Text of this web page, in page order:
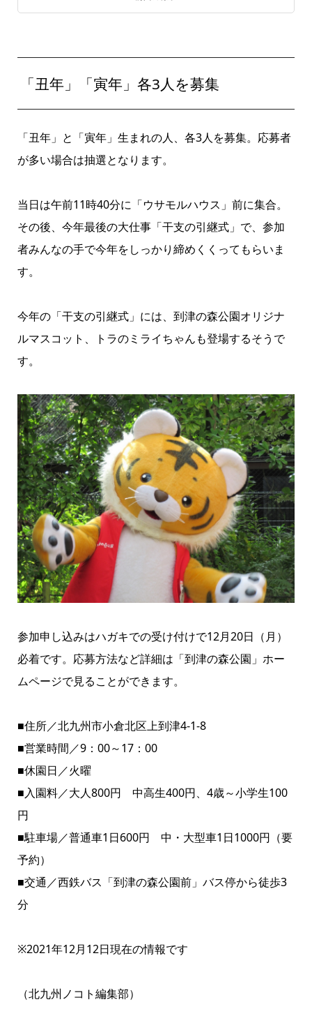
「丑年」「寅年」各3人を募集
「丑年」と「寅年」生まれの人、各3人を募集。応募者
が多い場合は抽選となります。
当日は午前11時40分に「ウサモルハウス」前に集合。
その後、今年最後の大仕事「干支の引継式」で、参加
者みんなの手で今年をしっかり締めくくってもらいま
す。
今年の「干支の引継式」には、到津の森公園オリジナ
ルマスコット、トラのミライちゃんも登場するそうで
す。
参加申し込みはハガキでの受け付けで12月20日（月）
必着です。応募方法など詳細は 「到津の森公園」ホー
ムページで見ることができます。
■住所／北九州市小倉北区上到津4-1-8
■営業時間／9：00～17：00
■休園日／火曜
■入園料／大人800円 中高生400円、4歳～小学生100
円
■駐車場／普通車1日600円 中・大型車1日1000円（要
予約）
■交通／西鉄バス「到津の森公園前」バス停から徒歩3
分
※2021年12月12日現在の情報です
（北九州ノコト編集部）